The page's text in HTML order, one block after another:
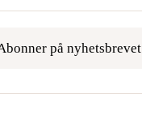
på nyhetsbrevet